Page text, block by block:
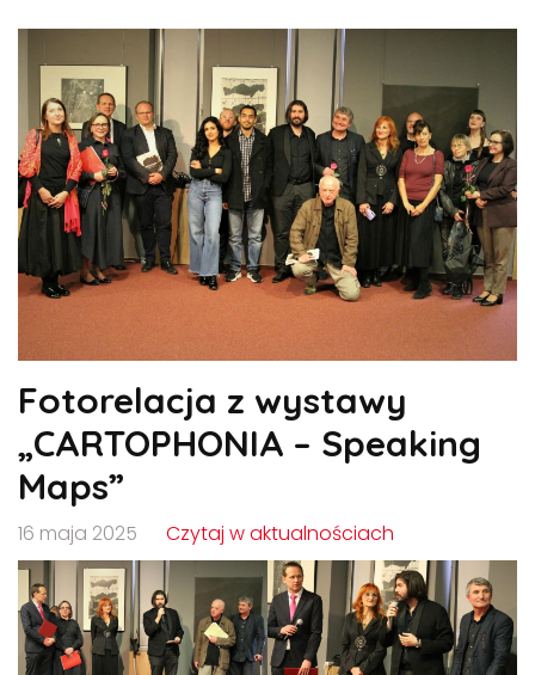
Fotorelacja z wystawy
„CARTOPHONIA – Speaking
Maps”
16 maja 2025 Czytaj w aktualnościach